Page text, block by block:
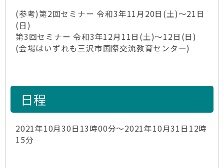
(参考)第2回セミナー 令和3年11月20日(土)～21日
(日)
第3回セミナー 令和3年12月11日(土)～12日(日)
(会場はいずれも三沢市国際交流教育センター)
日程
2021年10月30日13時00分～2021年10月31日12時
15分